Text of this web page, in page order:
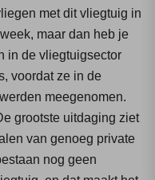
met dit vliegtuig in
maar dan heb je
in de vliegtuigsector
voordat ze in de
meegenomen.
grootste uitdaging ziet
van genoeg private
nog geen